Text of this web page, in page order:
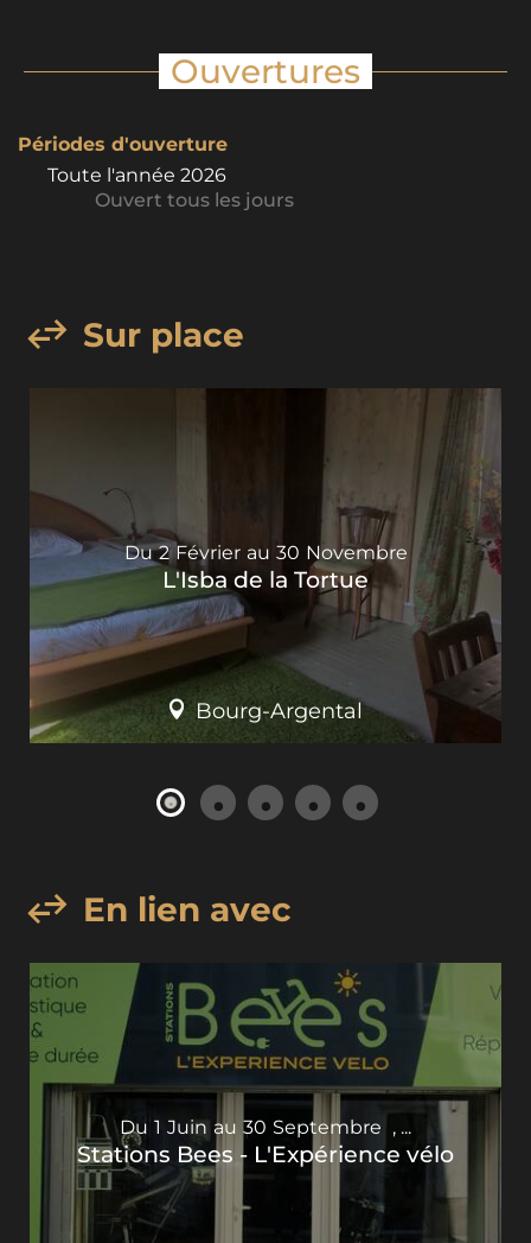
Ouvertures
Périodes d'ouverture
Toute l'année 2026
Ouvert tous les jours
Sur place
Du 2 Février au 30 Novembre
L'Isba de la Tortue
Bourg-Argental
En lien avec
Du 1 Juin au 30 Septembre , ...
Stations Bees - L'Expérience vélo